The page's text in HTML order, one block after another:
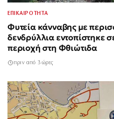
ΕΠΙΚΑΙΡΟΤΗΤΑ
Φυτεία κάνναβης με
δενδρύλλια εντοπίστηκε
περιοχή στη Φθιώτιδα
πριν από 3 ώρες